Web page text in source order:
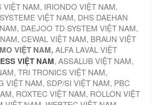
VIỆT NAM, IRIONDO VIỆT NAM,
VIỆT NAM, DHS DAEHAN
DAEJOO TD SYSTEM VIỆT NAM,
CEWAL VIỆT NAM, BRAUN VIỆT
VIỆT NAM,ALFA LAVAL VIỆT
VIỆT NAM, ASSALUB VIỆT NAM,
TRI TRONICS VIỆT NAM,
VIỆT NAM, SDP/SI VIỆT NAM, PBC
ROXTEC VIỆT NAM, ROLLON VIỆT